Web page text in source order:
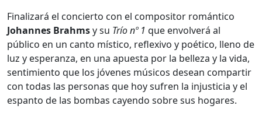
Finalizará el concierto con el compositor romántico
Johannes Brahmsy su Trío nº 1 que envolverá al
público en un canto místico, reflexivo y poético, lleno de
luz y esperanza, en una apuesta por la belleza y la vida,
sentimiento que los jóvenes músicos desean compartir
con todas las personas que hoy sufren la injusticia y el
espanto de las bombas cayendo sobre sus hogares.